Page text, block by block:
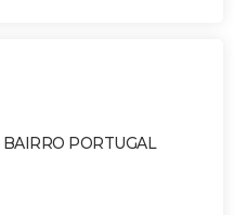
PORTUGAL